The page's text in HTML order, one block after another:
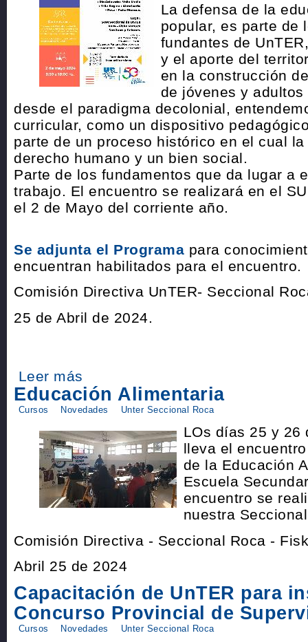
La defensa de la
popular, es parte de
fundantes de
y el aporte del
en la construcción
de jóvenes y
desde el paradigma decolonial,
curricular, como un dispositivo
parte de un proceso histórico en el cual
derecho humano y un bien social.
Parte de los fundamentos que da lugar a
trabajo. El encuentro se realizará en el
el 2 de Mayo del corriente año.
Se adjunta el Programa para
encuentran habilitados para el encuentro.
Comisión Directiva UnTER- Seccional
25 de Abril de 2024.
Leer más
Educación Alimentaria
Cursos Novedades Unter Seccional Roca
LOs días 25 y 26
lleva el
de la Educación
Escuela
encuentro se
nuestra
Comisión Directiva - Seccional Roca -
Abril 25 de 2024
Capacitación de UnTER para
Concurso Provincial de
Cursos Novedades Unter Seccional Roca